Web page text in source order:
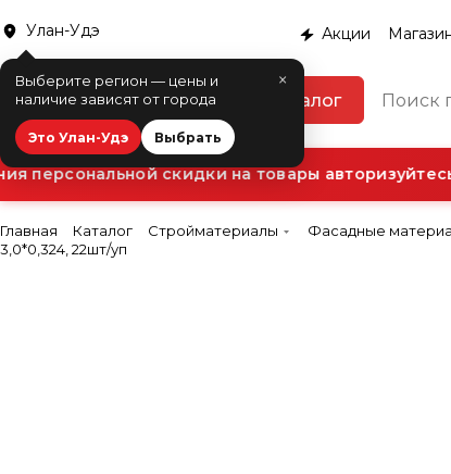
Улан-Удэ
×
Выберите регион — цены и
наличие зависят от города
Это Улан-Удэ Выбрать
Акции
Каталог
персональной скидки на товары авторизуйтесь
Главная Каталог Стройматериалы Фасадные
3,0*0,324, 22шт/уп